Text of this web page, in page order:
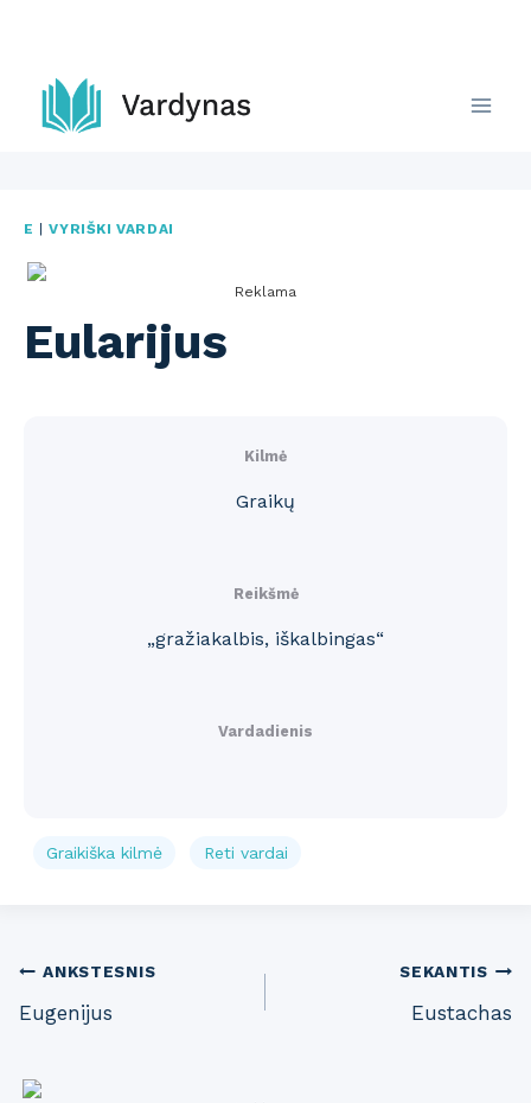
content
E |VYRIŠKI VARDAI
Reklama
Eularijus
Kilmė
Graikų
Reikšmė
„gražiakalbis, iškalbingas“
Vardadienis
Graikiška kilmė Reti vardai
Post
navigation
ANKSTESNIS
Eugenijus
SEKANTIS
Eustachas